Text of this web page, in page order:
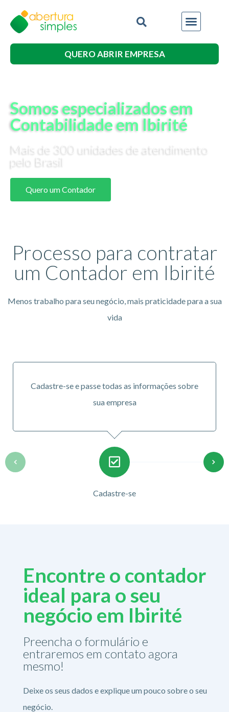
QUERO ABRIR EMPRESA
Somos especializados em
Contabilidade em Ibirité
Mais de 300 unidades de atendimento
pelo Brasil
Quero um Contador
Processo para contratar
um Contador em Ibirité
Menos trabalho para seu negócio, mais praticidade para a sua
vida
Cadastre-se e passe todas as informações sobre
sua empresa
Cadastre-se
Encontre o contador
ideal para o seu
negócio em Ibirité
Preencha o formulário e
entraremos em contato agora
mesmo!
Deixe os seus dados e explique um pouco sobre o seu
negócio.